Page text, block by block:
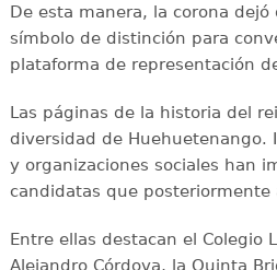
De esta manera, la corona
símbolo de distinción para
plataforma de representación
Las páginas de la historia del
diversidad de Huehuetenango.
y organizaciones sociales han
candidatas que posteriormente
Entre ellas destacan el Colegio
Alejandro Córdova, la Quinta